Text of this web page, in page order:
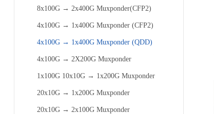
8x100G → 2x400G Muxponder(CFP2)
4x100G → 1x400G Muxponder (CFP2)
4x100G → 1x400G Muxponder (QDD)
4x100G → 2X200G Muxponder
1x100G 10x10G → 1x200G Muxponder
20x10G → 1x200G Muxponder
20x10G → 2x100G Muxponder